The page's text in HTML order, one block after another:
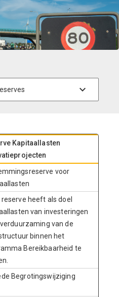
Kapitaallasten
voor
reserve heeft als doel
van investeringen
van de
binnen het
Bereikbaarheid te
Begrotingswijziging